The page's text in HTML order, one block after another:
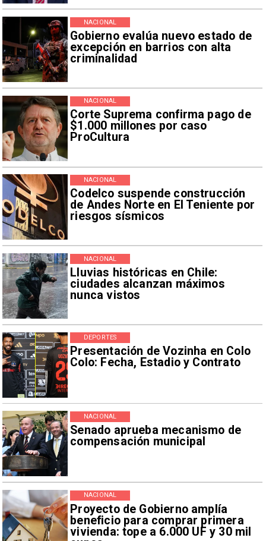
Gobierno evalúa nuevo estado de
excepción en barrios con alta
criminalidad
NACIONAL
Corte Suprema confirma pago de
$1.000 millones por caso
ProCultura
NACIONAL
Codelco suspende construcción
de Andes Norte en El Teniente por
riesgos sísmicos
NACIONAL
Lluvias históricas en Chile:
ciudades alcanzan máximos
nunca vistos
NACIONAL
Presentación de Vozinha en Colo
Colo: Fecha, Estadio y Contrato
DEPORTES
Senado aprueba mecanismo de
compensación municipal
NACIONAL
Proyecto de Gobierno amplía
beneficio para comprar primera
vivienda: tope a 6.000 UF y 30 mil
NACIONAL